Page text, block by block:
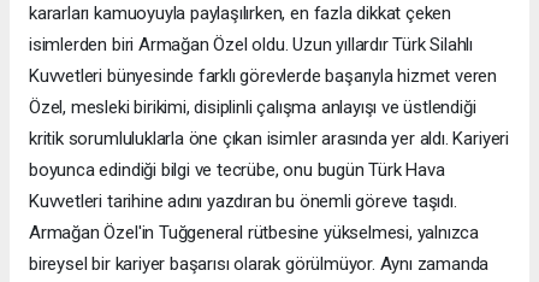
kararları kamuoyuyla paylaşılırken, en fazla dikkat çeken
isimlerden biri Armağan Özel oldu. Uzun yıllardır Türk Silahlı
Kuvvetleri bünyesinde farklı görevlerde başarıyla hizmet veren
Özel, mesleki birikimi, disiplinli çalışma anlayışı ve üstlendiği
kritik sorumluluklarla öne çıkan isimler arasında yer aldı. Kariyeri
boyunca edindiği bilgi ve tecrübe, onu bugün Türk Hava
Kuvvetleri tarihine adını yazdıran bu önemli göreve taşıdı.
Armağan Özel'in Tuğgeneral rütbesine yükselmesi, yalnızca
bireysel bir kariyer başarısı olarak görülmüyor. Aynı zamanda